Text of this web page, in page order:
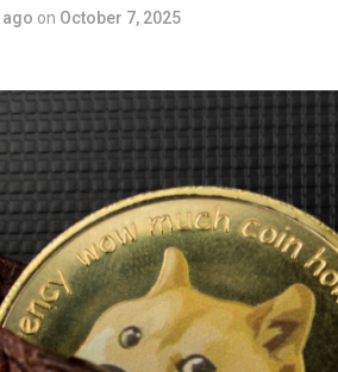
on October 7, 2025